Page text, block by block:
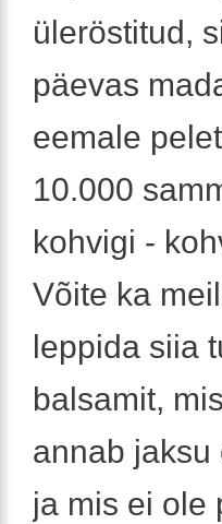
üleröstitud,
päevas
eemale
10.000
kohvigi -
Võite ka
leppida siia
balsamit,
annab jaksu
ja mis ei ole